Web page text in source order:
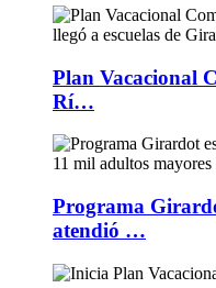
Plan Vacacional
Rí…
Programa
atendió …